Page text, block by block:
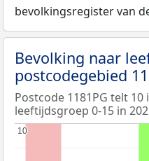
bevolkingsregister van
Bevolking naar
postcodegebied
Postcode 1181PG telt
leeftijdsgroep 0-15 in
10
10